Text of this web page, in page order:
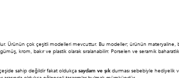
Ürünün çok çeşitli modelleri mevcuttur. Bu modeller; ürünün
krom, bakır ve plastik olarak sıralanabilirr. Porselen ve seramik
çeşide sahip değildir fakat oldukça saydam ve şıkdurması sebebiyle hediyelik